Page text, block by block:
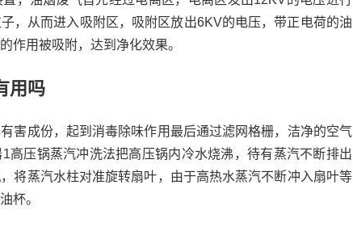
，从而进入吸附区，吸附区放出6KV的电压，带正电荷的油
作用被吸附，达到净化效果。
用吗
害成份，起到消毒除味作用最后通过滤网格栅，洁净的空气
高压锅蒸汽冲洗法把高压锅内冷水烧沸，待有蒸汽不断排出
将蒸汽水柱对准旋转扇叶，由于高热水蒸汽不断冲入扇叶等
杯。